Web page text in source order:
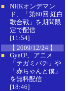
■
NHKオンデマン
ド、「第60回 紅白
歌合戦」を期間限
定で配信
[11:54]
【 2009/12/24 】
■
GyaO!、アニメ
「テガミバチ」や
「赤ちゃんと僕」
を無料配信
[18:46]